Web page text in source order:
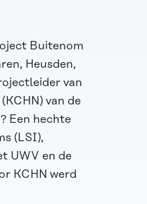
Buitenom
Heusden,
van
van de
Een hechte
(LSI),
UWV en de
KCHN werd